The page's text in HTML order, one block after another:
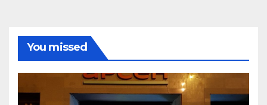
You missed